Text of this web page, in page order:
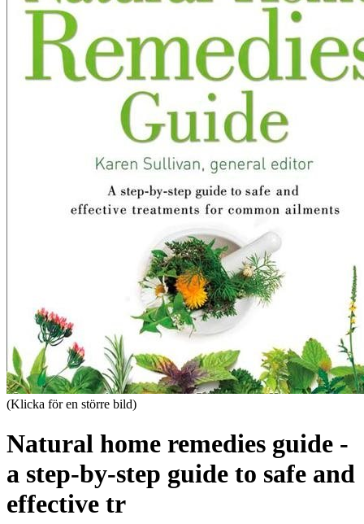
(Klicka för en större bild)
Natural home remedies guide -
a step-by-step guide to safe and
effective tr